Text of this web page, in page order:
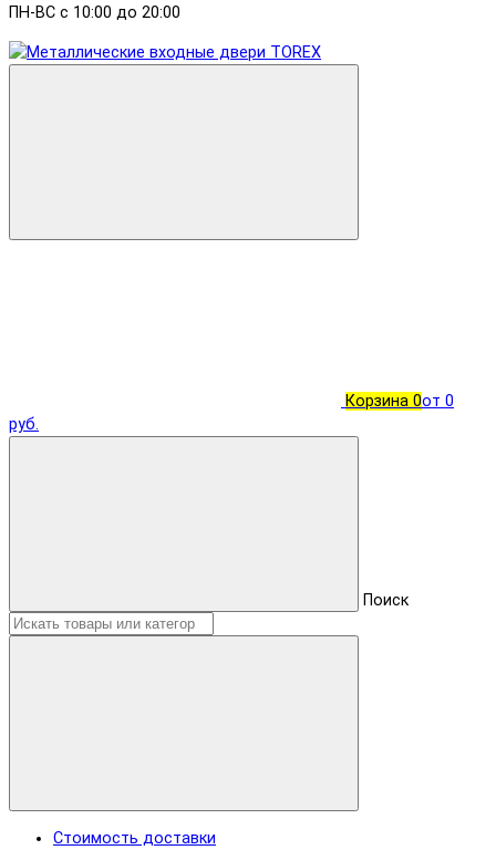
ПН-ВС с 10:00 до 20:00
Корзина 0от 0
руб.
Поиск
Стоимость доставки